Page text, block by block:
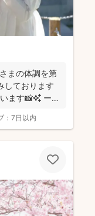
まの体調を第
しております
ます📸✨ ー
： 7日以内